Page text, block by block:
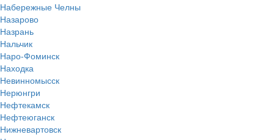
Набережные Челны
Назарово
Назрань
Нальчик
Наро-Фоминск
Находка
Невинномысск
Нерюнгри
Нефтекамск
Нефтеюганск
Нижневартовск